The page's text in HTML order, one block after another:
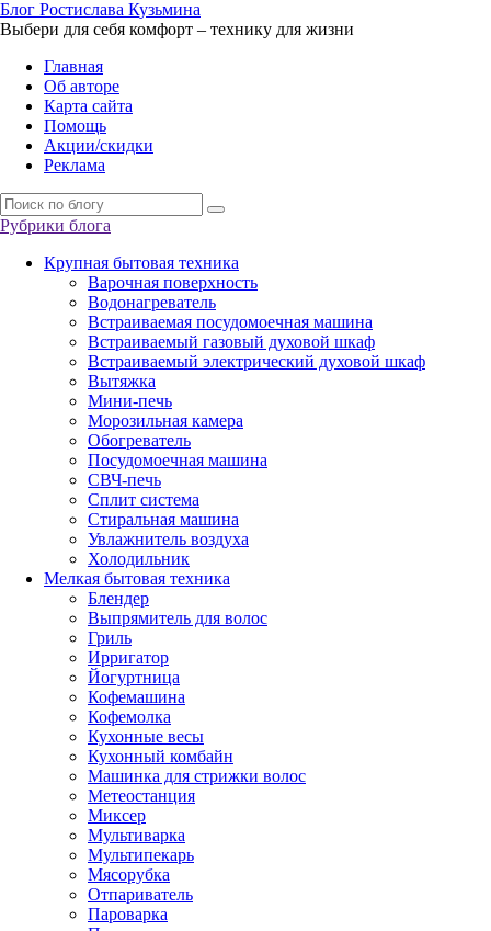
Блог Ростислава Кузьмина
Выбери для себя комфорт – технику для жизни
Главная
Об авторе
Карта сайта
Помощь
Акции/скидки
Реклама
Рубрики блога
Крупная бытовая техника
Варочная поверхность
Водонагреватель
Встраиваемая посудомоечная машина
Встраиваемый газовый духовой шкаф
Встраиваемый электрический духовой шкаф
Вытяжка
Мини-печь
Морозильная камера
Обогреватель
Посудомоечная машина
СВЧ-печь
Сплит система
Стиральная машина
Увлажнитель воздуха
Холодильник
Мелкая бытовая техника
Блендер
Выпрямитель для волос
Гриль
Ирригатор
Йогуртница
Кофемашина
Кофемолка
Кухонные весы
Кухонный комбайн
Машинка для стрижки волос
Метеостанция
Миксер
Мультиварка
Мультипекарь
Мясорубка
Отпариватель
Пароварка